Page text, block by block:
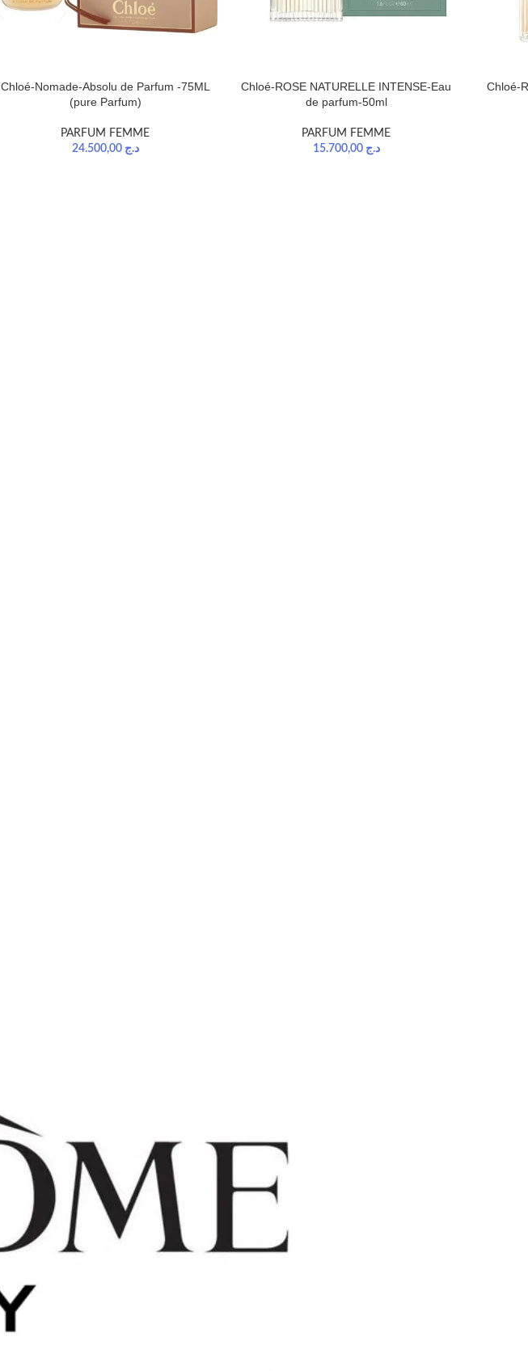
Chloé-Nomade-Absolu de Parfum -75ML
(pure Parfum)
PARFUM FEMME
د.ج 24.500,00
Chloé-ROSE NATURELLE INTENSE-Eau
de parfum-50ml
PARFUM FEMME
د.ج 15.700,00
Chloé-